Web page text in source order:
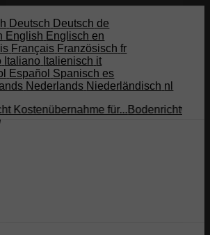
Deutsch Deutsch de
English Englisch en
Français Französisch fr
Italiano Italienisch it
Español Spanisch es
Nederlands Niederländisch nl
für...Bodenrichtwert vs.